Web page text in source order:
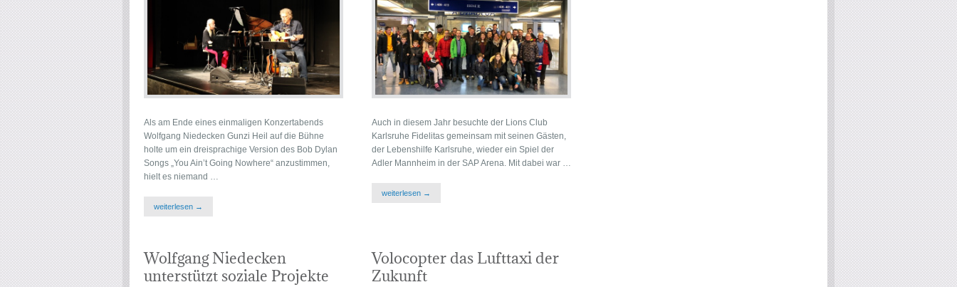
Als am Ende eines einmaligen Konzertabends
Wolfgang Niedecken Gunzi Heil auf die Bühne
holte um ein dreisprachige Version des Bob Dylan
Songs „You Ain’t Going Nowhere“ anzustimmen,
hielt es niemand …
weiterlesen →
Auch in diesem Jahr besuchte der Lions Club
Karlsruhe Fidelitas gemeinsam mit seinen Gästen,
der Lebenshilfe Karlsruhe, wieder ein Spiel der
Adler Mannheim in der SAP Arena. Mit dabei war …
weiterlesen →
Wolfgang Niedecken
unterstützt soziale Projekte
Volocopter das Lufttaxi der
Zukunft